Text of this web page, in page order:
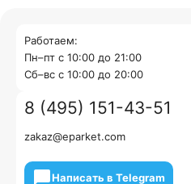
Работаем:
Пн–пт с 10:00 до 21:00
Cб–вс с 10:00 до 20:00
8 (495) 151-43-51
zakaz@eparket.com
Написать в Telegram